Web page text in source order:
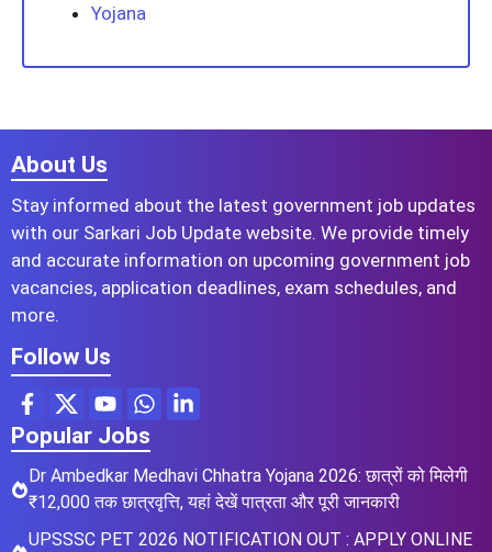
Yojana
About Us
Stay informed about the latest government job updates
with our Sarkari Job Update website. We provide timely
and accurate information on upcoming government job
vacancies, application deadlines, exam schedules, and
more.
Follow Us
Popular Jobs
Dr Ambedkar Medhavi Chhatra Yojana 2026: छात्रों को मिलेगी
₹12,000 तक छात्रवृत्ति, यहां देखें पात्रता और पूरी जानकारी
UPSSSC PET 2026 NOTIFICATION OUT : APPLY ONLINE